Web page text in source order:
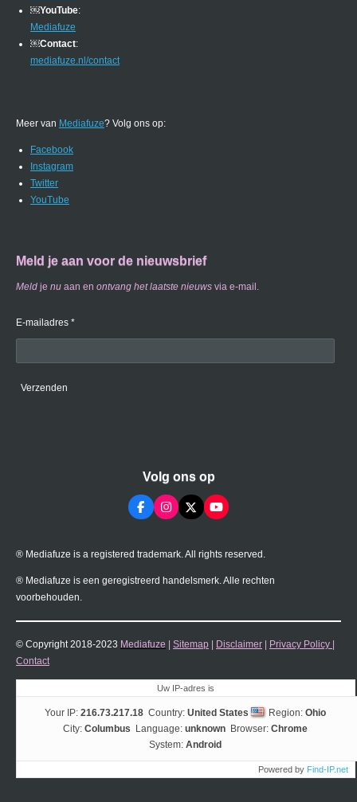
￼YouTube:
Mediafuze
￼Contact:
mediafuze.nl/contact
Meer van Mediafuze? Volg ons op:
Facebook
Instagram
Twitter
YouTube
Meld je aan voor de nieuwsbrief
Meld je nu aan en ontvang het laatste nieuws via e-mail.
E-mailadres *
Verzenden
Volg ons op
F
a
b
o
I
n
a
r
X
Y
o
u
e
® Mediafuze is a registered trademark. All rights reserved.
® Mediafuze is een geregistreerd handelsmerk. Alle rechten
voorbehouden.
© Copyright 2018-2023 Mediafuze Sitemap Disclaimer Privacy Policy
Contact
Uw IP-adres is
Your IP: 216.73.217.18 Country: United States Region: Ohio
City: Columbus Language: unknown Browser: Chrome
System: Android
Powered by Find-IP.net